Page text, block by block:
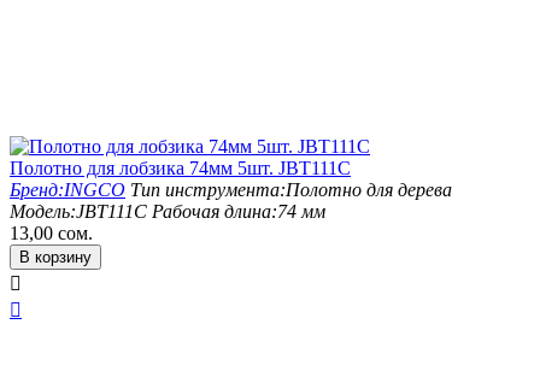
Полотно для лобзика 74мм 5шт. JBT111C
Бренд:INGCO Тип инструмента:Полотно для дерева
Модель:JBT111C Рабочая длина:74 мм
13,00 сом.
В корзину

